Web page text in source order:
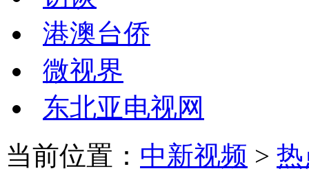
港澳台侨
微视界
东北亚电视网
当前位置： 中新视频 >